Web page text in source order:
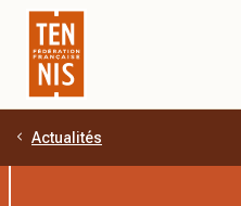
Aller au contenu principal
Actualités